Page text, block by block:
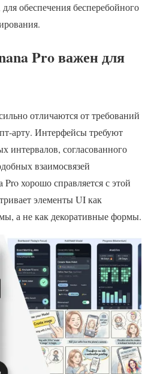
обеспечения бесперебойного
Pro важен для
отличаются от требований
арту. Интерфейсы требуют
интервалов, согласованного
взаимосвязей
хорошо справляется с этой
элементы UI как
а не как декоративные формы.